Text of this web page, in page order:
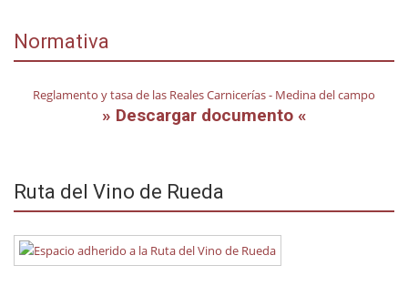
Normativa
Reglamento y tasa de las Reales Carnicerías - Medina del campo
» Descargar documento «
Ruta del Vino de Rueda